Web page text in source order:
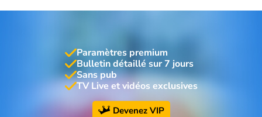
Paramètres premium
Bulletin détaillé sur 7 jours
Sans pub
TV Live et vidéos exclusives
Devenez VIP